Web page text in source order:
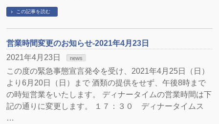
この記事を読む
営業時間変更のお知らせ-2021年4月23日
2021年4月23日
news
この度の緊急事態宣言発令を受け、2021年4月25日（日）
より6月20日（日）まで 酒類の提供をせず、午後8時まで
の時短営業をいたします。 ディナータイムの営業時間は下
記の通りに変更します。 １７：３０ ディナータイムス
…